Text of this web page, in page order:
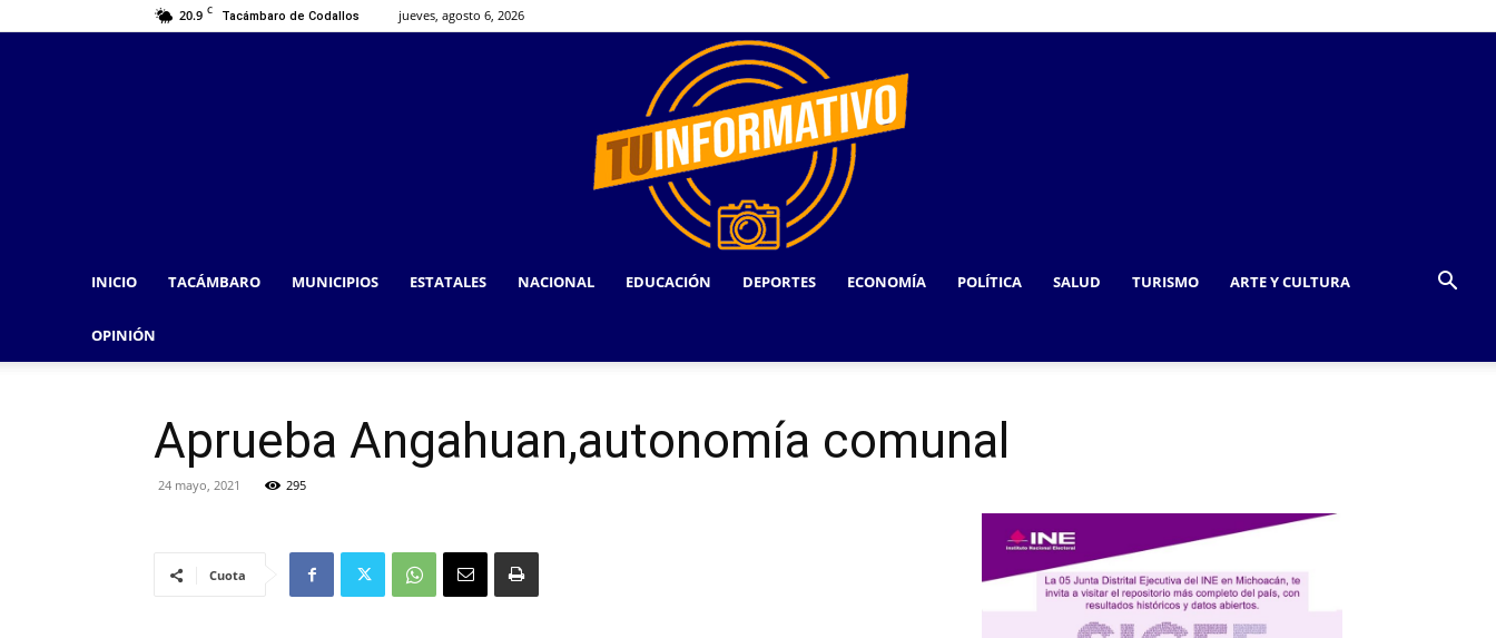
20.9 C Tacámbaro de Codallos jueves, agosto 6, 2026
INICIO TACÁMBARO MUNICIPIOS ESTATALES NACIONAL EDUCACIÓN DEPORTES ECONOMÍA POLÍTICA SALUD TURISMO ARTE Y CULTURA
OPINIÓN
Aprueba Angahuan,autonomía comunal
24 mayo, 2021 295
Cuota